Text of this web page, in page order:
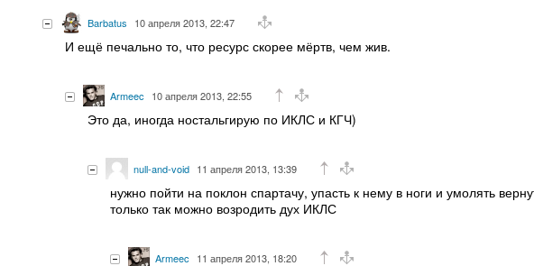
Barbatus 10 апреля 2013, 22:47
И ещё печально то, что ресурс скорее мёртв, чем жив.
Armeec 10 апреля 2013, 22:55
Это да, иногда ностальгирую по ИКЛС и КГЧ)
null-and-void 11 апреля 2013, 13:39
нужно пойти на поклон спартачу, упасть к нему в ноги и умолять
только так можно возродить дух ИКЛС
Armeec 11 апреля 2013, 18:20